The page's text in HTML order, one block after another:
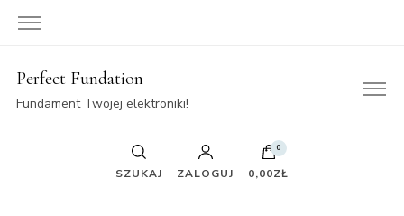
Perfect Fundation
Fundament Twojej elektroniki!
SZUKAJ ZALOGUJ
0
0,00ZŁ